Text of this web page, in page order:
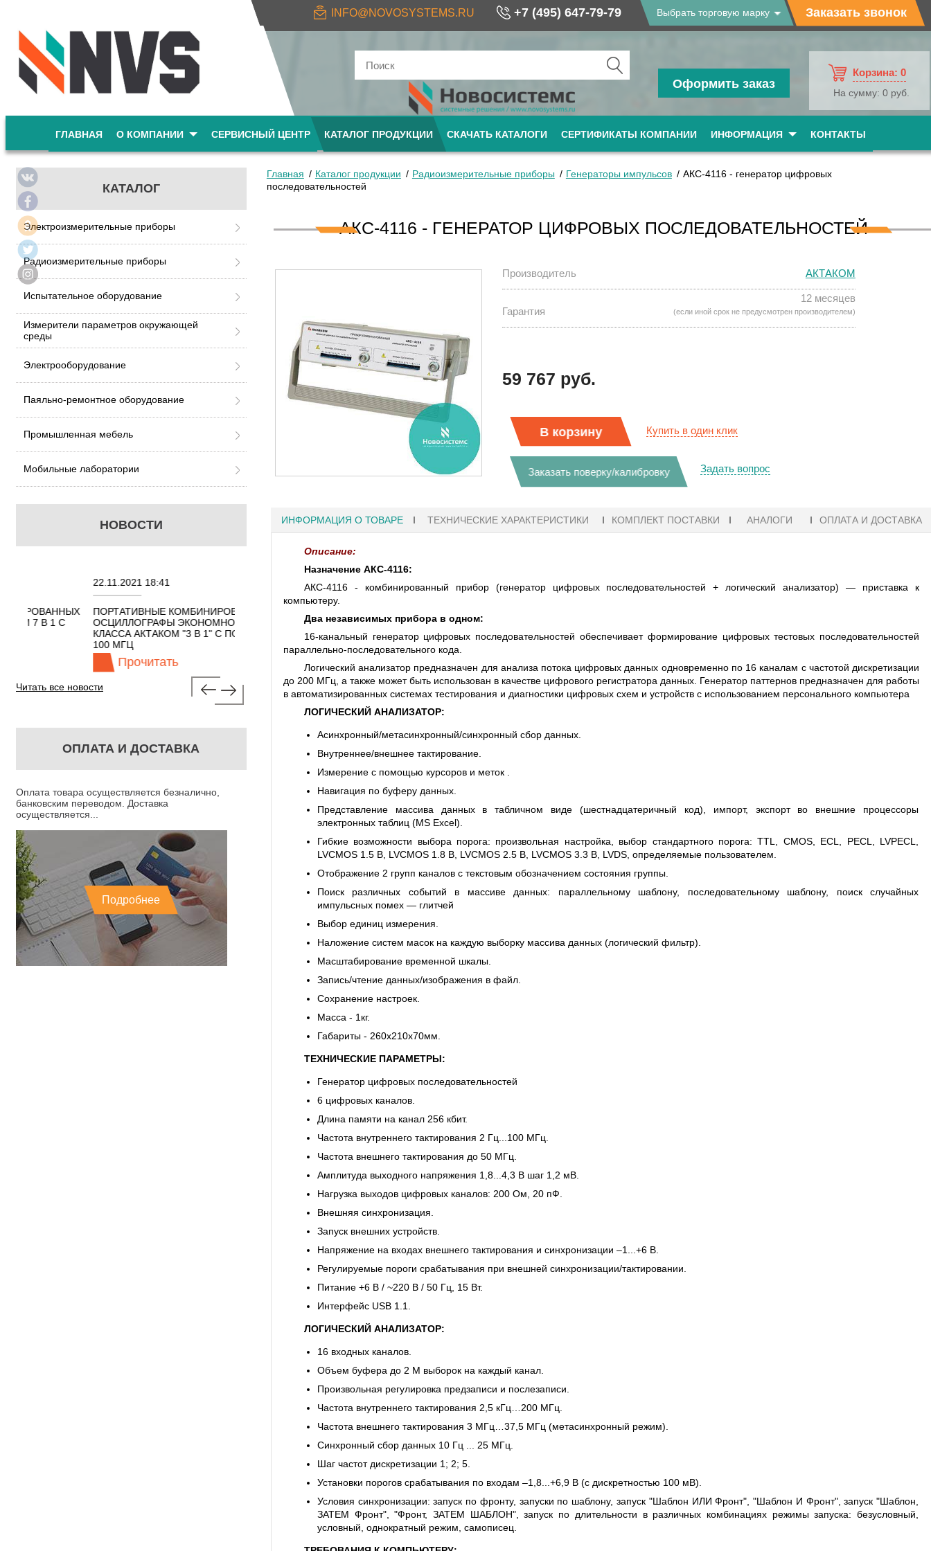
INFO@NOVOSYSTEMS.RU +7 (495) 647-79-79 Выбрать торговую марку Заказать звонок
Оформить заказ
Корзина: 0
На сумму: 0 руб.
ГЛАВНАЯ О КОМПАНИИ СЕРВИСНЫЙ ЦЕНТР КАТАЛОГ ПРОДУКЦИИ СКАЧАТЬ КАТАЛОГИ СЕРТИФИКАТЫ КОМПАНИИ ИНФОРМАЦИЯ КОНТАКТЫ
КАТАЛОГ
Электроизмерительные приборы
Радиоизмерительные приборы
Испытательное оборудование
Измерители параметров окружающей
среды
Электрооборудование
Паяльно-ремонтное оборудование
Промышленная мебель
Мобильные лаборатории
НОВОСТИ
22.11.2021 18:41
ПОРТАТИВНЫЕ КОМБИНИРОВАННЫЕ
ОСЦИЛЛОГРАФЫ ЭКОНОМНОГО
КЛАССА АКТАКОМ "3 В 1" С ПОЛОСОЙ
Прочитать
02.08.2021 18:41
ОСЦИЛЛОГРАФЫ KEYSIGHT
TECHNOLOGIES СЕРИИ UXR
Прочитать
27.01.2023 10:06
КАБЕЛЕЙ И АНТЕНН, 100 КГЦ ДО 8 ГГЦ
(ГОСРЕЕСТР РФ)
Читать все новости
ОПЛАТА И ДОСТАВКА
Оплата товара осуществляется безналично,
банковским переводом. Доставка
осуществляется...
Подробнее
Главная Каталог продукции Радиоизмерительные приборы Генераторы импульсов
АКС-4116 - генератор цифровых
последовательностей
АКС-4116 - ГЕНЕРАТОР ЦИФРОВЫХ ПОСЛЕДОВАТЕЛЬНОСТЕЙ
Производитель АКТАКОМ
Гарантия
12 месяцев
(если иной срок не предусмотрен производителем)
59 767 руб.
В корзину Купить в один клик
Заказать поверку/калибровку Задать вопрос
ИНФОРМАЦИЯ О ТОВАРЕ ТЕХНИЧЕСКИЕ ХАРАКТЕРИСТИКИ КОМПЛЕКТ ПОСТАВКИ АНАЛОГИ ОПЛАТА И ДОСТАВКА
Описание:
Назначение АКС-4116:
АКС-4116 - комбинированный прибор (генератор цифровых последовательностей + логический анализатор) — приставка к
компьютеру.
Два независимых прибора в одном:
16-канальный генератор цифровых последовательностей обеспечивает формирование цифровых тестовых последовательностей
параллельно-последовательного кода.
Логический анализатор предназначен для анализа потока цифровых данных одновременно по 16 каналам с частотой дискретизации
до 200 МГц, а также может быть использован в качестве цифрового регистратора данных. Генератор паттернов предназначен для работы
в автоматизированных системах тестирования и диагностики цифровых схем и устройств с использованием персонального компьютера
ЛОГИЧЕСКИЙ АНАЛИЗАТОР:
Асинхронный/метасинхронный/синхронный сбор данных.
Внутреннее/внешнее тактирование.
Измерение с помощью курсоров и меток .
Навигация по буферу данных.
Представление массива данных в табличном виде (шестнадцатеричный код), импорт, экспорт во внешние процессоры
электронных таблиц (MS Excel).
Гибкие возможности выбора порога: произвольная настройка, выбор стандартного порога: TTL, CMOS, ECL, PECL, LVPECL,
LVCMOS 1.5 B, LVCMOS 1.8 B, LVCMOS 2.5 B, LVCMOS 3.3 B, LVDS, определяемые пользователем.
Отображение 2 групп каналов с текстовым обозначением состояния группы.
Поиск различных событий в массиве данных: параллельному шаблону, последовательному шаблону, поиск случайных
импульсных помех — глитчей
Выбор единиц измерения.
Наложение систем масок на каждую выборку массива данных (логический фильтр).
Масштабирование временной шкалы.
Запись/чтение данных/изображения в файл.
Сохранение настроек.
Масса - 1кг.
Габариты - 260х210х70мм.
ТЕХНИЧЕСКИЕ ПАРАМЕТРЫ:
Генератор цифровых последовательностей
6 цифровых каналов.
Длина памяти на канал 256 кбит.
Частота внутреннего тактирования 2 Гц...100 МГц.
Частота внешнего тактирования до 50 МГц.
Амплитуда выходного напряжения 1,8...4,3 В шаг 1,2 мВ.
Нагрузка выходов цифровых каналов: 200 Ом, 20 пФ.
Внешняя синхронизация.
Запуск внешних устройств.
Напряжение на входах внешнего тактирования и синхронизации –1...+6 В.
Регулируемые пороги срабатывания при внешней синхронизации/тактировании.
Питание +6 В / ~220 В / 50 Гц, 15 Вт.
Интерфейс USB 1.1.
ЛОГИЧЕСКИЙ АНАЛИЗАТОР:
16 входных каналов.
Объем буфера до 2 М выборок на каждый канал.
Произвольная регулировка предзаписи и послезаписи.
Частота внутреннего тактирования 2,5 кГц…200 МГц.
Частота внешнего тактирования 3 МГц…37,5 МГц (метасинхронный режим).
Синхронный сбор данных 10 Гц ... 25 МГц.
Шаг частот дискретизации 1; 2; 5.
Установки порогов срабатывания по входам –1,8...+6,9 В (с дискретностью 100 мВ).
Условия синхронизации: запуск по фронту, запуски по шаблону, запуск "Шаблон ИЛИ Фронт", "Шаблон И Фронт", запуск "Шаблон,
ЗАТЕМ Фронт", "Фронт, ЗАТЕМ ШАБЛОН", запуск по длительности в различных комбинациях режимы запуска: безусловный,
условный, однократный режим, самописец.